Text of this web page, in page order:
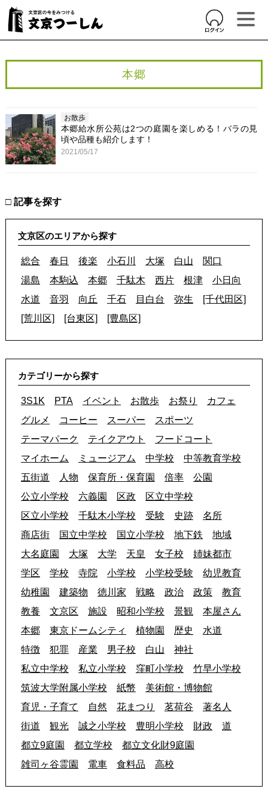
本郷
お散歩
本郷給水所公苑は2つの庭園を楽しめる！バラの見
頃や品種も紹介します！
2021/05/17
□ 記事を探す
文京区のエリアから探す
総合 春日 後楽 小石川 大塚 白山
関口
湯島
本駒込 本郷 千駄木 西片 根津
小日向
水道
音羽 向丘 千石 目白台 弥生
[千代田区]
[荒川区]
[台東区] [豊島区]
カテゴリーから探す
3S1K PTA イベント お散歩 お祭り
カフェ
グルメ
コーヒー スーパー
スポーツ
テーマパーク
テイクアウト
フードコート
マイホーム
ミュージアム 中学校
中等教育学校
五街道
人物 保育所・保育園 倍率
公園
公立小学校
六義園 区政
区立中学校
区立小学校
千駄木小学校 受験 史跡
名所
商店街
国立中学校 国立小学校 地下鉄
地域
大名庭園
大塚 大学 天皇 女子校
姉妹都市
学区
学校 寺院 小学校 小学校受験
幼児教育
幼稚園
建築物 徳川家 戦略 政治 政策
教育
教養
文京区 施設 昭和小学校 景観
本屋さん
本郷
東京ドームシティ 植物園 歴史
水道
特徴
犯罪 産業 男子校 白山
神社
私立中学校
私立小学校 窪町小学校
竹早小学校
筑波大学附属小学校
紙幣
美術館・博物館
育児・子育て
自然 花まつり 茗荷谷
著名人
街道
観光 誠之小学校 豊明小学校 財政
道
都立9庭園
都立学校
都立文化財9庭園
雑司ヶ谷霊園
電車 食料品 高校